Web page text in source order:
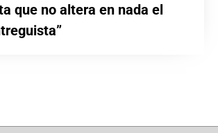
que no altera en nada el